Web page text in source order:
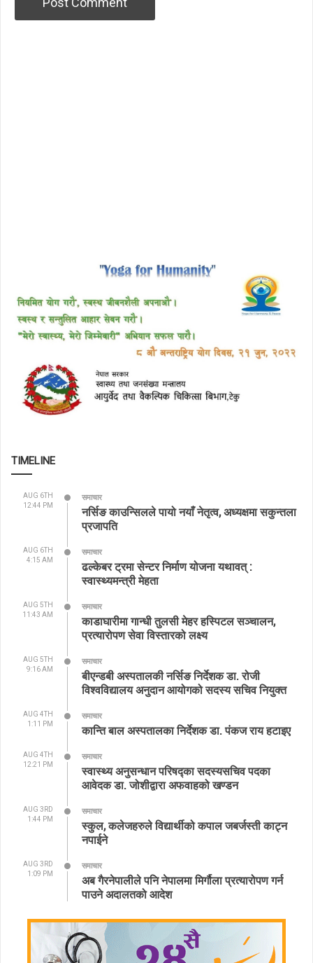
TIMELINE
AUG 6TH
12:44 PM
समाचार
नर्सिङ काउन्सिलले पायो नयाँ नेतृत्व, अध्यक्षमा सकुन्तला
प्रजापति
AUG 6TH
4:15 AM
समाचार
ढल्केबर ट्रमा सेन्टर निर्माण योजना यथावत् :
स्वास्थ्यमन्त्री मेहता
AUG 5TH
11:43 AM
समाचार
काडाघारीमा गान्धी तुलसी मेहर हस्पिटल सञ्चालन,
प्रत्यारोपण सेवा विस्तारको लक्ष्य
AUG 5TH
9:16 AM
समाचार
बीएन्डबी अस्पतालकी नर्सिङ निर्देशक डा. रोजी
विश्वविद्यालय अनुदान आयोगको सदस्य सचिव नियुक्त
AUG 4TH
1:11 PM
समाचार
कान्ति बाल अस्पतालका निर्देशक डा. पंकज राय हटाइए
AUG 4TH
12:21 PM
समाचार
स्वास्थ्य अनुसन्धान परिषद्का सदस्यसचिव पदका
आवेदक डा. जोशीद्वारा अफवाहको खण्डन
AUG 3RD
1:44 PM
समाचार
स्कुल, कलेजहरुले विद्यार्थीको कपाल जबर्जस्ती काट्न
नपाईने
AUG 3RD
1:09 PM
समाचार
अब गैरनेपालीले पनि नेपालमा मिर्गौला प्रत्यारोपण गर्न
पाउने अदालतको आदेश